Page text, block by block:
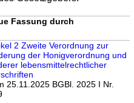
Fassung durch
2 Zweite Verordnung zur
der Honigverordnung und
lebensmittelrechtlicher
25.11.2025 BGBl. 2025 I Nr.